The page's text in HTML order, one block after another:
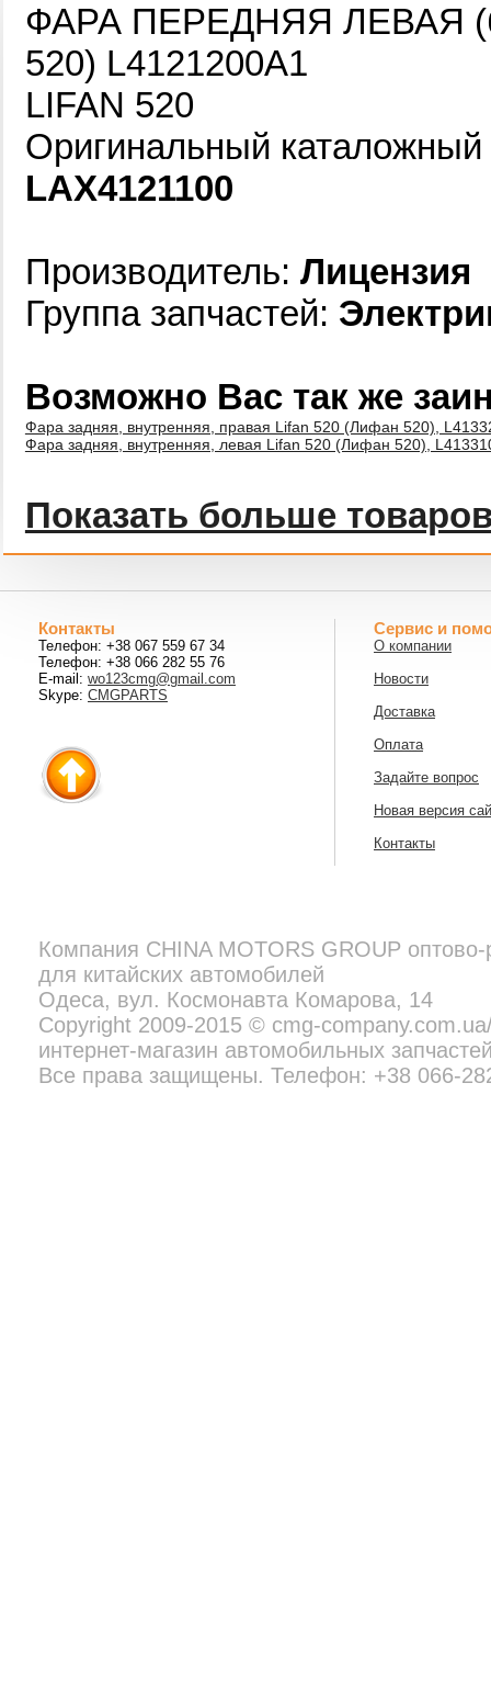
ФАРА ПЕРЕДНЯЯ ЛЕВАЯ
520) L4121200A1
LIFAN 520
Оригинальный
LAX4121100
Производитель: Лицензия
Группа запчастей:
Возможно Вас так же
Фара задняя, внутренняя, правая Lifan 520 (Лифан 520),
Фара задняя, внутренняя, левая Lifan 520 (Лифан 520),
Показать больше
Контакты
Телефон: +38 067 559 67 34
Телефон: +38 066 282 55 76
E-mail: wo123cmg@gmail.com
Skype: CMGPARTS
Сервис и
О компании
Новости
Доставка
Оплата
Задайте вопрос
Новая версия
Контакты
Copyright 2009-2015 © cmg-company.com.ua/new -
Все права защищены. Телефон:
+38 097 692 02 06
Компания CHINA MOTORS GROUP
для китайских автомобилей
Одеса, вул. Космонавта Комарова, 14
Copyright 2009-2015 © cmg-
интернет-магазин автомобильных
Все права защищены. Телефон: +38 066-